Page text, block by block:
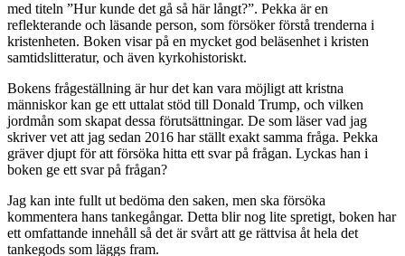
med titeln ”Hur kunde det gå så här långt?”. Pekka är en
reflekterande och läsande person, som försöker förstå trenderna i
kristenheten. Boken visar på en mycket god beläsenhet i kristen
samtidslitteratur, och även kyrkohistoriskt.
Bokens frågeställning är hur det kan vara möjligt att kristna
människor kan ge ett uttalat stöd till Donald Trump, och vilken
jordmån som skapat dessa förutsättningar. De som läser vad jag
skriver vet att jag sedan 2016 har ställt exakt samma fråga. Pekka
gräver djupt för att försöka hitta ett svar på frågan. Lyckas han i
boken ge ett svar på frågan?
Jag kan inte fullt ut bedöma den saken, men ska försöka
kommentera hans tankegångar. Detta blir nog lite spretigt, boken har
ett omfattande innehåll så det är svårt att ge rättvisa åt hela det
tankegods som läggs fram.